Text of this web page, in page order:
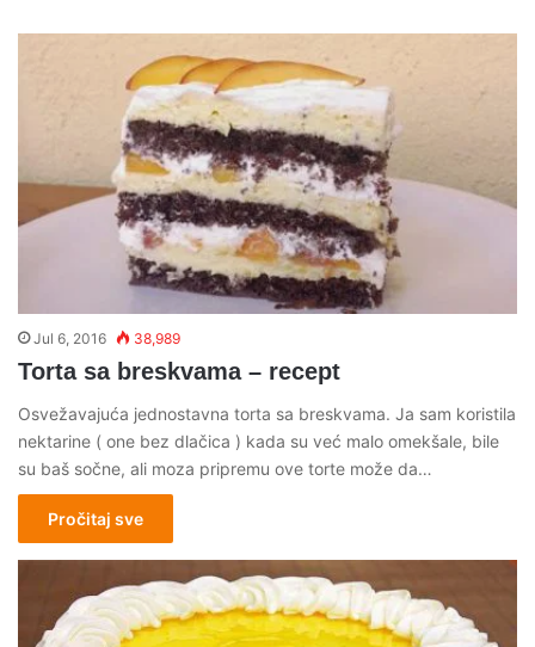
Jul 6, 2016 38,989
Torta sa breskvama – recept
Osvežavajuća jednostavna torta sa breskvama. Ja sam koristila
nektarine ( one bez dlačica ) kada su već malo omekšale, bile
su baš sočne, ali moza pripremu ove torte može da…
Pročitaj sve